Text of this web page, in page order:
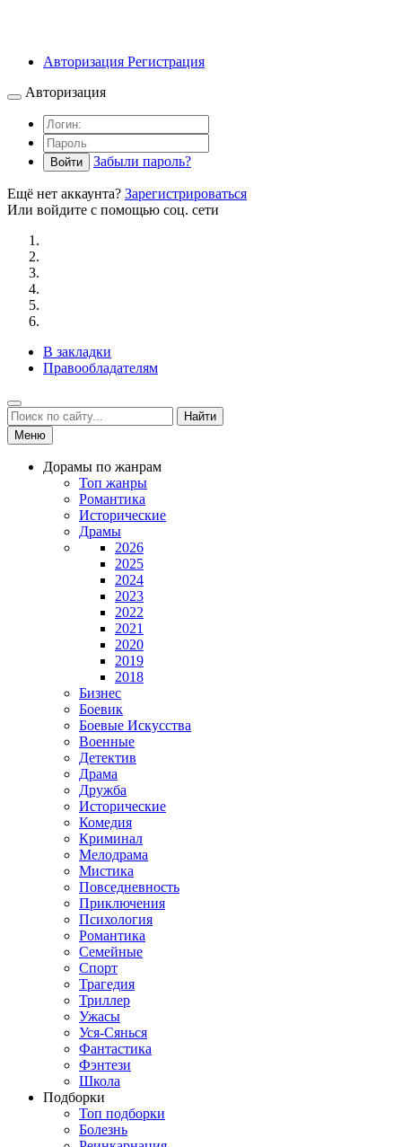
Авторизация Регистрация
Авторизация
Войти Забыли пароль?
Ещё нет аккаунта? Зарегистрироваться
Или войдите с помощью соц. сети
В закладки
Правообладателям
Найти
Меню
Дорамы по жанрам
Топ жанры
Романтика
Исторические
Драмы
2026
2025
2024
2023
2022
2021
2020
2019
2018
Бизнес
Боевик
Боевые Искусства
Военные
Детектив
Драма
Дружба
Исторические
Комедия
Криминал
Мелодрама
Мистика
Повседневность
Приключения
Психология
Романтика
Семейные
Спорт
Трагедия
Триллер
Ужасы
Уся-Сянься
Фантастика
Фэнтези
Школа
Подборки
Топ подборки
Болезнь